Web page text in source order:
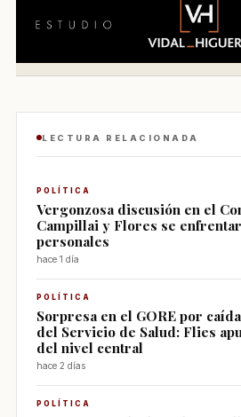
LECTURA RELACIONADA
POLÍTICA
Vergonzosa discusión en el
Campillai y Flores se
personales
hace 1 día
POLÍTICA
Sorpresa en el GORE por
del Servicio de Salud: Flies
del nivel central
hace 2 días
POLÍTICA